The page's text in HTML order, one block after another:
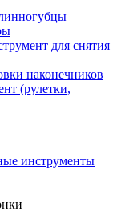
для снятия
наконечников
(рулетки,
инструменты